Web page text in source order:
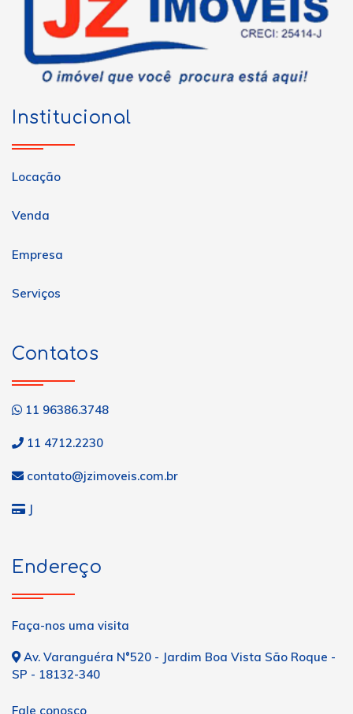
Institucional
Locação
Venda
Empresa
Serviços
Contatos
11 96386.3748
11 4712.2230
contato@jzimoveis.com.br
J
Endereço
Faça-nos uma visita
Av. Varanguéra N°520 - Jardim Boa Vista São Roque -
SP - 18132-340
Fale conosco